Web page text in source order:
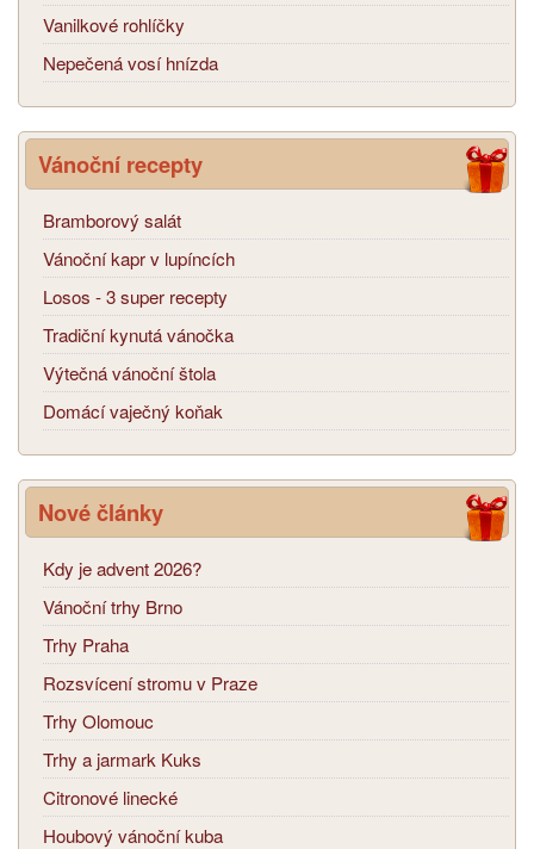
Vanilkové rohlíčky
Nepečená vosí hnízda
Vánoční recepty
Bramborový salát
Vánoční kapr v lupíncích
Losos - 3 super recepty
Tradiční kynutá vánočka
Výtečná vánoční štola
Domácí vaječný koňak
Nové články
Kdy je advent 2026?
Vánoční trhy Brno
Trhy Praha
Rozsvícení stromu v Praze
Trhy Olomouc
Trhy a jarmark Kuks
Citronové linecké
Houbový vánoční kuba